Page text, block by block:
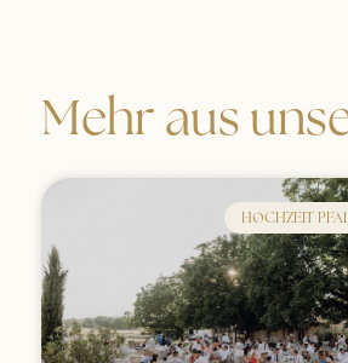
Mehr aus
HOCHZEIT